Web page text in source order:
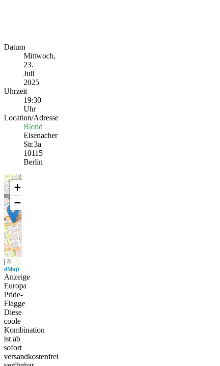
Datum
Mittwoch,
23.
Juli
2025
Uhrzeit
19:30
Uhr
Location/Adresse
Blond
Eisenacher
Str.3a
10115
Berlin
+
−
| ©
Anzeige
Europa
Pride-
Flagge
Diese
coole
Kombination
ist ab
sofort
versandkostenfrei